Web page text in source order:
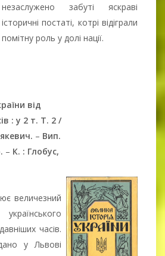
незаслужено забуті яскраві
історичні постаті, котрі відіграли
помітну роль у долі нації.
від
: у 2 т. Т. 2 /
– Вип.
– К. : Глобус,
величезний
часів.
у Львові